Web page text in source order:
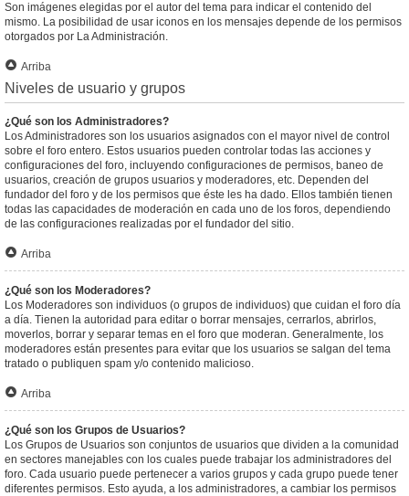
Son imágenes elegidas por el autor del tema para indicar el contenido del
mismo. La posibilidad de usar iconos en los mensajes depende de los permisos
otorgados por La Administración.
Arriba
Niveles de usuario y grupos
¿Qué son los Administradores?
Los Administradores son los usuarios asignados con el mayor nivel de control
sobre el foro entero. Estos usuarios pueden controlar todas las acciones y
configuraciones del foro, incluyendo configuraciones de permisos, baneo de
usuarios, creación de grupos usuarios y moderadores, etc. Dependen del
fundador del foro y de los permisos que éste les ha dado. Ellos también tienen
todas las capacidades de moderación en cada uno de los foros, dependiendo
de las configuraciones realizadas por el fundador del sitio.
Arriba
¿Qué son los Moderadores?
Los Moderadores son individuos (o grupos de individuos) que cuidan el foro día
a día. Tienen la autoridad para editar o borrar mensajes, cerrarlos, abrirlos,
moverlos, borrar y separar temas en el foro que moderan. Generalmente, los
moderadores están presentes para evitar que los usuarios se salgan del tema
tratado o publiquen spam y/o contenido malicioso.
Arriba
¿Qué son los Grupos de Usuarios?
Los Grupos de Usuarios son conjuntos de usuarios que dividen a la comunidad
en sectores manejables con los cuales puede trabajar los administradores del
foro. Cada usuario puede pertenecer a varios grupos y cada grupo puede tener
diferentes permisos. Esto ayuda, a los administradores, a cambiar los permisos